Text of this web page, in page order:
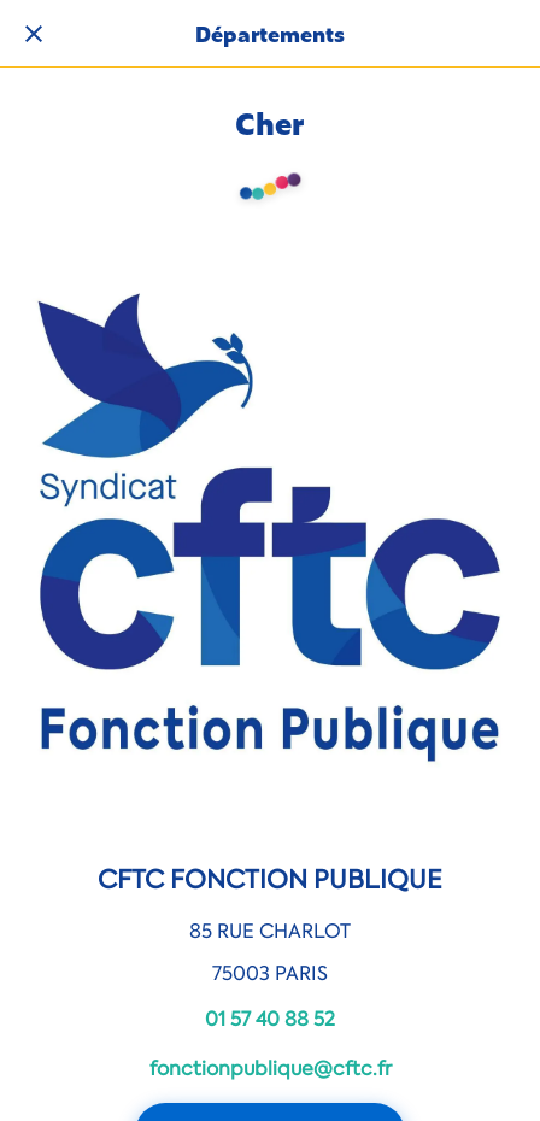
Départements
Cher
CFTC FONCTION PUBLIQUE
85 RUE CHARLOT
75003 PARIS
01 57 40 88 52
fonctionpublique@cftc.fr